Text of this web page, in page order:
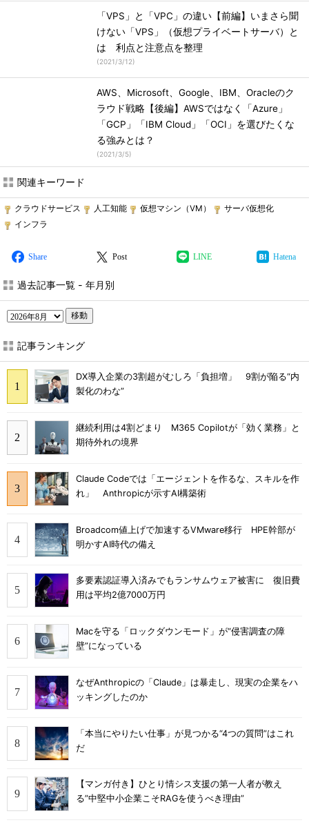
「VPS」と「VPC」の違い【前編】いまさら聞
けない「VPS」（仮想プライベートサーバ）と
は 利点と注意点を整理
(2021/3/12)
AWS、Microsoft、Google、IBM、Oracleのク
ラウド戦略【後編】AWSではなく「Azure」
「GCP」「IBM Cloud」「OCI」を選びたくな
る強みとは？
(2021/3/5)
関連キーワード
クラウドサービス 人工知能 仮想マシン（VM）
サーバ仮想化
インフラ
Share Post LINE Hatena
過去記事一覧 - 年月別
移動
記事ランキング
DX導入企業の3割超がむしろ「負担増」 9割が陥る“内
製化のわな”
継続利用は4割どまり M365 Copilotが「効く業務」と
期待外れの境界
Claude Codeでは「エージェントを作るな、スキルを作
れ」 Anthropicが示すAI構築術
Broadcom値上げで加速するVMware移行 HPE幹部が
明かすAI時代の備え
多要素認証導入済みでもランサムウェア被害に 復旧費
用は平均2億7000万円
Macを守る「ロックダウンモード」が“侵害調査の障
壁”になっている
なぜAnthropicの「Claude」は暴走し、現実の企業をハ
ッキングしたのか
「本当にやりたい仕事」が見つかる“4つの質問”はこれ
だ
【マンガ付き】ひとり情シス支援の第一人者が教え
る”中堅中小企業こそRAGを使うべき理由”